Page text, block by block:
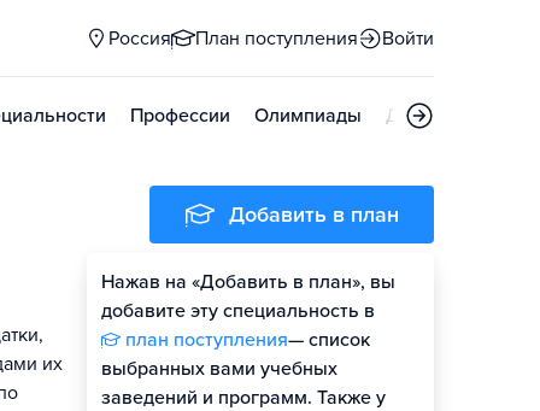
Россия План поступления Войти
Профессии Олимпиады Дни открытых
их
Добавить в план
Нажав на «Добавить в план», вы
добавите эту специальность в
план поступления— список
выбранных вами учебных
заведений и программ. Также у